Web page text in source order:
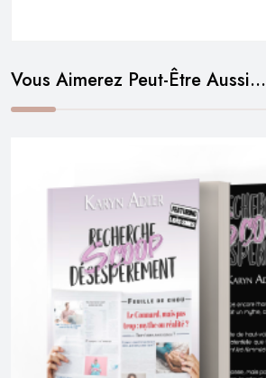
Vous Aimerez Peut-Être Aussi…